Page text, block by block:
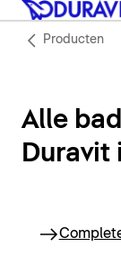
Producten
Alle
Duravit